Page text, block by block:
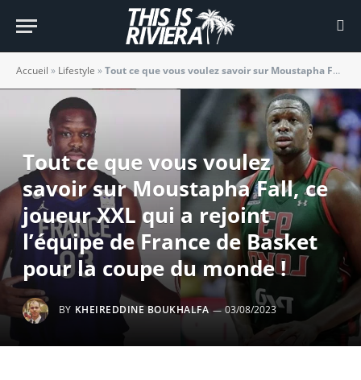
Accueil » Lifestyle »Tout ce que vous voulez savoir sur Moustapha Fall, ce joueur XXL qui a rejoint l’équipe de France de Basket pour la coupe du monde !
Tout ce que vous voulez
savoir sur Moustapha Fall, ce
joueur XXL qui a rejoint
l’équipe de France de Basket
pour la coupe du monde !
BY KHEIREDDINE BOUKHALFA 03/08/2023